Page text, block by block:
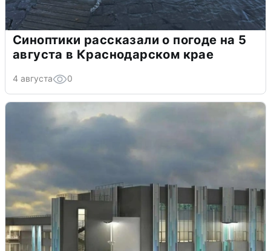
Синоптики рассказали о погоде на 5
августа в Краснодарском крае
4 августа 0